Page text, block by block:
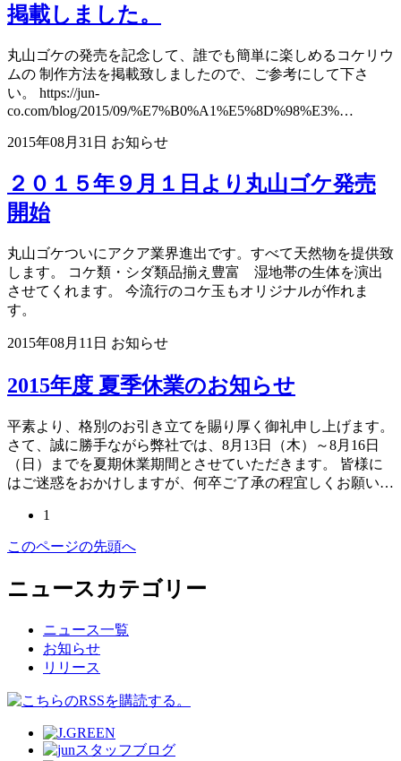
掲載しました。
丸山ゴケの発売を記念して、誰でも簡単に楽しめるコケリウ
ムの 制作方法を掲載致しましたので、ご参考にして下さ
い。 https://jun-
co.com/blog/2015/09/%E7%B0%A1%E5%8D%98%E3%…
2015年08月31日 お知らせ
２０１５年９月１日より丸山ゴケ発売
開始
丸山ゴケついにアクア業界進出です。すべて天然物を提供致
します。 コケ類・シダ類品揃え豊富 湿地帯の生体を演出
させてくれます。 今流行のコケ玉もオリジナルが作れま
す。
2015年08月11日 お知らせ
2015年度 夏季休業のお知らせ
平素より、格別のお引き立てを賜り厚く御礼申し上げます。
さて、誠に勝手ながら弊社では、8月13日（木）～8月16日
（日）までを夏期休業期間とさせていただきます。 皆様に
はご迷惑をおかけしますが、何卒ご了承の程宜しくお願い…
1
このページの先頭へ
ニュースカテゴリー
ニュース一覧
お知らせ
リリース